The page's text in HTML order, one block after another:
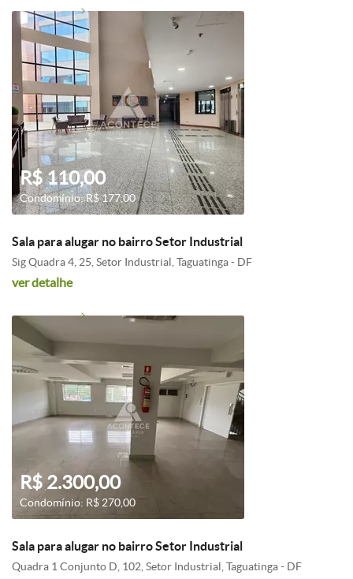
R$ 110,00
Condomínio: R$ 177,00
Sala para alugar no bairro Setor Industrial
Sig Quadra 4, 25, Setor Industrial, Taguatinga - DF
ver detalhe
R$ 2.300,00
Condomínio: R$ 270,00
Sala para alugar no bairro Setor Industrial
Quadra 1 Conjunto D, 102, Setor Industrial, Taguatinga - DF